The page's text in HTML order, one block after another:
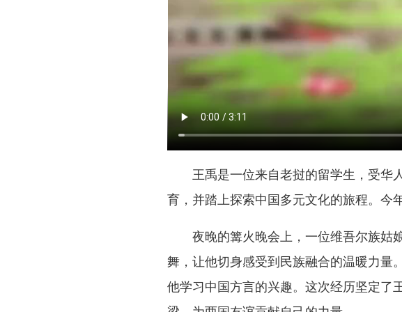
王禹是一位来自老挝的留学生，受华
育，并踏上探索中国多元文化的旅程。今
夜晚的篝火晚会上，一位维吾尔族姑
舞，让他切身感受到民族融合的温暖力量
他学习中国方言的兴趣。这次经历坚定